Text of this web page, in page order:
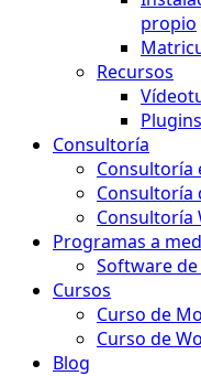
propio
Recursos
Consultoría
Consultoría
Consultoría
Consultoría
Programas a
Software
Cursos
Curso de
Curso de
Blog